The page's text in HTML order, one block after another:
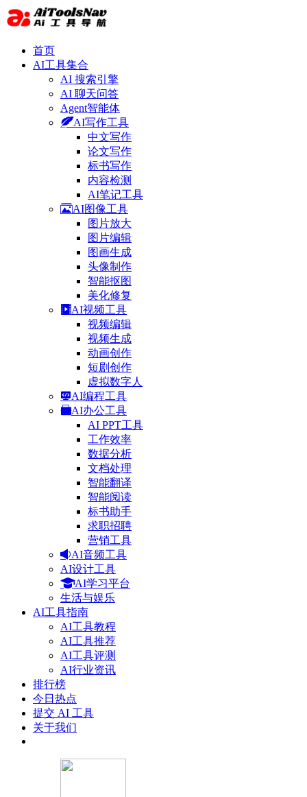
首页
AI工具集合
AI 搜索引擎
AI 聊天问答
Agent智能体
AI写作工具
中文写作
论文写作
标书写作
内容检测
AI笔记工具
AI图像工具
图片放大
图片编辑
图画生成
头像制作
智能抠图
美化修复
AI视频工具
视频编辑
视频生成
动画创作
短剧创作
虚拟数字人
AI编程工具
AI办公工具
AI PPT工具
工作效率
数据分析
文档处理
智能翻译
智能阅读
标书助手
求职招聘
营销工具
AI音频工具
AI设计工具
AI学习平台
生活与娱乐
AI工具指南
AI工具教程
AI工具推荐
AI工具评测
AI行业资讯
排行榜
今日热点
提交 AI 工具
关于我们